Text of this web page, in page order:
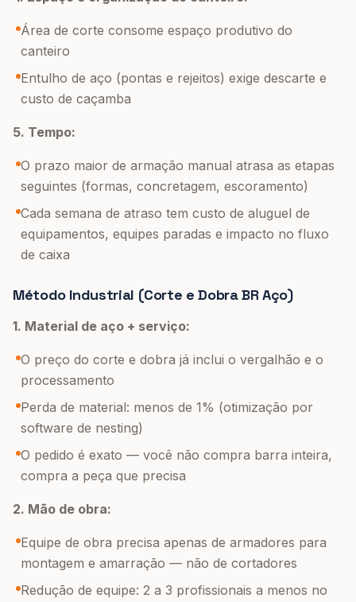
Área de corte consome espaço produtivo do
canteiro
Entulho de aço (pontas e rejeitos) exige descarte e
custo de caçamba
5. Tempo:
O prazo maior de armação manual atrasa as etapas
seguintes (formas, concretagem, escoramento)
Cada semana de atraso tem custo de aluguel de
equipamentos, equipes paradas e impacto no fluxo
de caixa
Método Industrial (Corte e Dobra BR Aço)
1. Material de aço + serviço:
O preço do corte e dobra já inclui o vergalhão e o
processamento
Perda de material: menos de 1% (otimização por
software de nesting)
O pedido é exato — você não compra barra inteira,
compra a peça que precisa
2. Mão de obra:
Equipe de obra precisa apenas de armadores para
montagem e amarração — não de cortadores
Redução de equipe: 2 a 3 profissionais a menos no